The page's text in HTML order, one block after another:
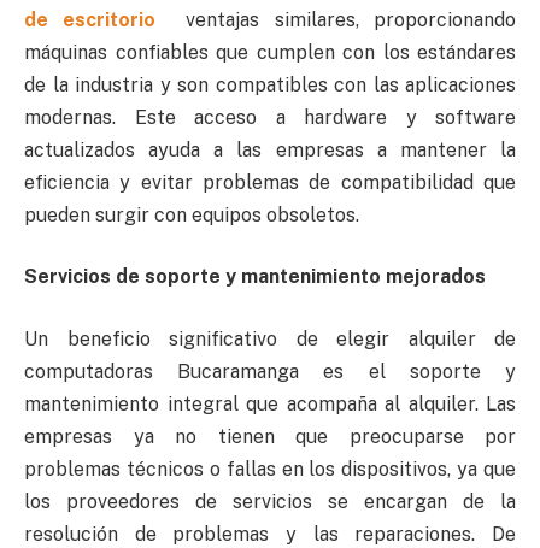
de escritorio
ventajas similares, proporcionando
máquinas confiables que cumplen con los estándares
de la industria y son compatibles con las aplicaciones
modernas. Este acceso a hardware y software
actualizados ayuda a las empresas a mantener la
eficiencia y evitar problemas de compatibilidad que
pueden surgir con equipos obsoletos.
Servicios de soporte y mantenimiento mejorados
Un beneficio significativo de elegir alquiler de
computadoras Bucaramanga es el soporte y
mantenimiento integral que acompaña al alquiler. Las
empresas ya no tienen que preocuparse por
problemas técnicos o fallas en los dispositivos, ya que
los proveedores de servicios se encargan de la
resolución de problemas y las reparaciones. De